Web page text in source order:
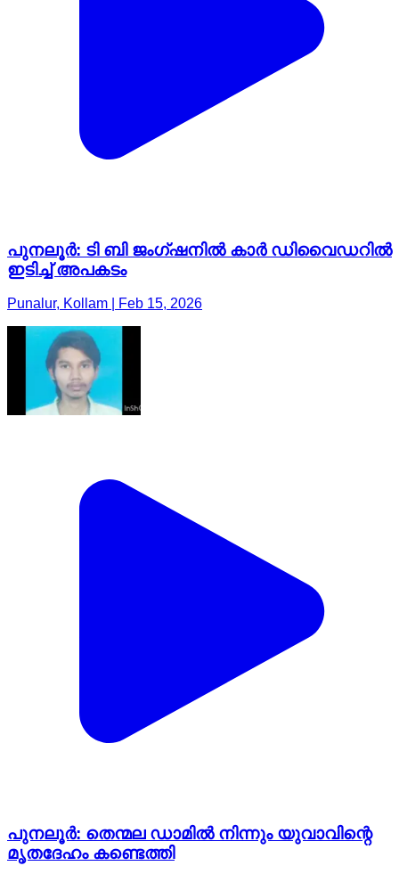
പുനലൂർ: ടി ബി ജംഗ്ഷനിൽ കാർ ഡിവൈഡറിൽ
ഇടിച്ച് അപകടം
Punalur, Kollam | Feb 15, 2026
പുനലൂർ: തെന്മല ഡാമിൽ നിന്നും യുവാവിന്റെ
മൃതദേഹം കണ്ടെത്തി